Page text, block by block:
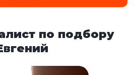
по подбору